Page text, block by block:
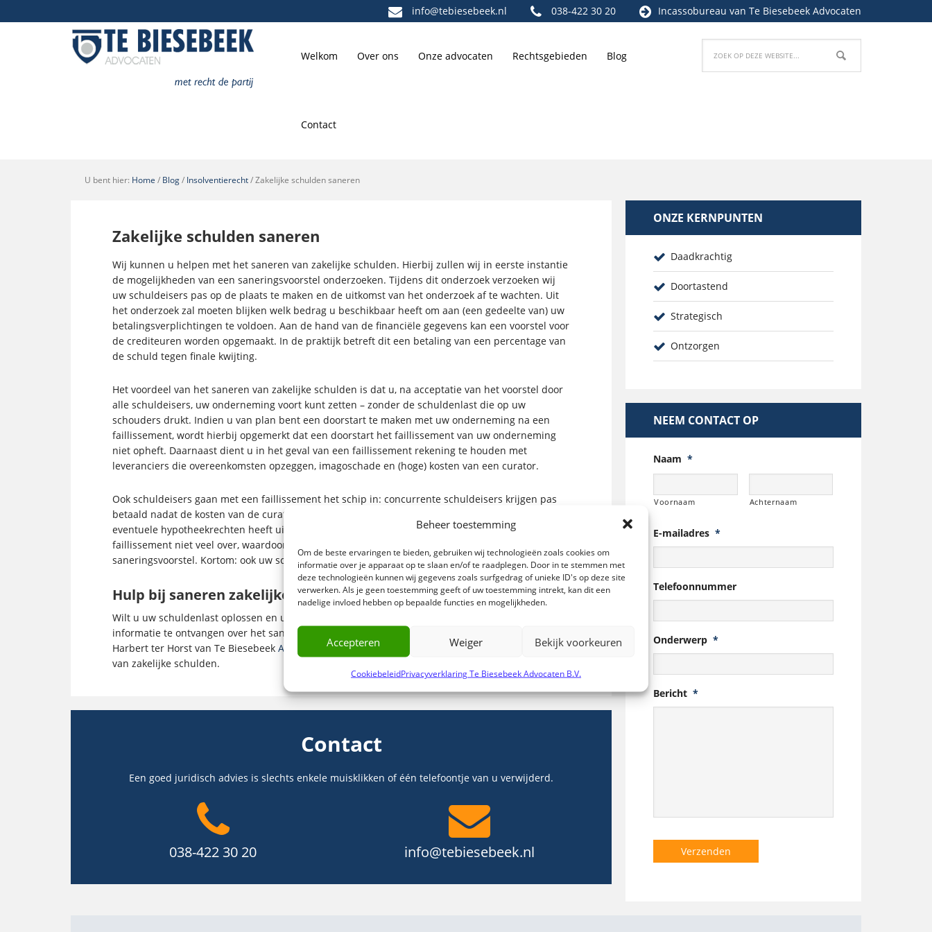
Beheer toestemming
Om de beste ervaringen te bieden, gebruiken wij technologieën zoals cookies om
informatie over je apparaat op te slaan en/of te raadplegen. Door in te stemmen met
deze technologieën kunnen wij gegevens zoals surfgedrag of unieke ID's op deze site
verwerken. Als je geen toestemming geeft of uw toestemming intrekt, kan dit een
nadelige invloed hebben op bepaalde functies en mogelijkheden.
Accepteren Weiger Bekijk voorkeuren
CookiebeleidPrivacyverklaring Te Biesebeek Advocaten B.V.
info@tebiesebeek.nl 038-422 30 20 Incassobureau van Te Biesebeek Advocaten
Welkom Over ons Onze advocaten Rechtsgebieden Blog
Contact
U bent hier: Home / Blog/ Insolventierecht/Zakelijke schulden saneren
Zakelijke schulden saneren
Wij kunnen u helpen met het saneren van zakelijke schulden. Hierbij zullen wij in eerste instantie
de mogelijkheden van een saneringsvoorstel onderzoeken. Tijdens dit onderzoek verzoeken wij
uw schuldeisers pas op de plaats te maken en de uitkomst van het onderzoek af te wachten. Uit
het onderzoek zal moeten blijken welk bedrag u beschikbaar heeft om aan (een gedeelte van) uw
betalingsverplichtingen te voldoen. Aan de hand van de financiële gegevens kan een voorstel voor
de crediteuren worden opgemaakt. In de praktijk betreft dit een betaling van een percentage van
de schuld tegen finale kwijting.
Het voordeel van het saneren van zakelijke schulden is dat u, na acceptatie van het voorstel door
alle schuldeisers, uw onderneming voort kunt zetten – zonder de schuldenlast die op uw
schouders drukt. Indien u van plan bent een doorstart te maken met uw onderneming na een
faillissement, wordt hierbij opgemerkt dat een doorstart het faillissement van uw onderneming
niet opheft. Daarnaast dient u in het geval van een faillissement rekening te houden met
leveranciers die overeenkomsten opzeggen, imagoschade en (hoge) kosten van een curator.
Ook schuldeisers gaan met een faillissement het schip in: concurrente schuldeisers krijgen pas
betaald nadat de kosten van de curator en de fiscus zijn voldaan, alsmede nadat de bank
eventuele hypotheekrechten heeft uitgewonnen. Voor veel schuldeisers blijft er bij een
faillissement niet veel over, waardoor schuldeisers beter akkoord kunnen gaan met een
saneringsvoorstel. Kortom: ook uw schuldeisers zijn gebaat bij voorkoming van een faillissement!
Hulp bij saneren zakelijke schulden
Wilt u uw schuldenlast oplossen en uw onderneming voortzetten? Of wenst u vrijblijvend meer
informatie te ontvangen over het saneren van zakelijke schulden? Neem dan contact op met
Harbert ter Horst van Te Biesebeek Advocaten in Zwolle, specialist op het gebied van het saneren
van zakelijke schulden.
Contact
Een goed juridisch advies is slechts enkele muisklikken of één telefoontje van u verwijderd.
038-422 30 20 info@tebiesebeek.nl
ONZE KERNPUNTEN
Daadkrachtig
Doortastend
Strategisch
Ontzorgen
NEEM CONTACT OP
Naam *
Voornaam Achternaam
E-mailadres *
Telefoonnummer
Onderwerp *
Bericht *